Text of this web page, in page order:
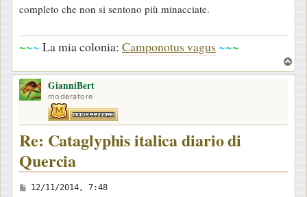
completo che non si sentono più minacciate.
~~~ La mia colonia: Camponotus vagus ~~~
o
GianniBert
moderatore
Re: Cataglyphis italica diario di
Quercia
M12/11/2014, 7:48